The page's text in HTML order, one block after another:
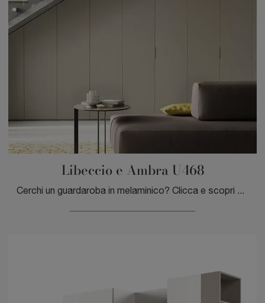
Libeccio e Ambra U468
Cerchi un guardaroba in melaminico? Clicca e scopri armadi su misura con ante battenti di Moretti Compact Giorno Notte.